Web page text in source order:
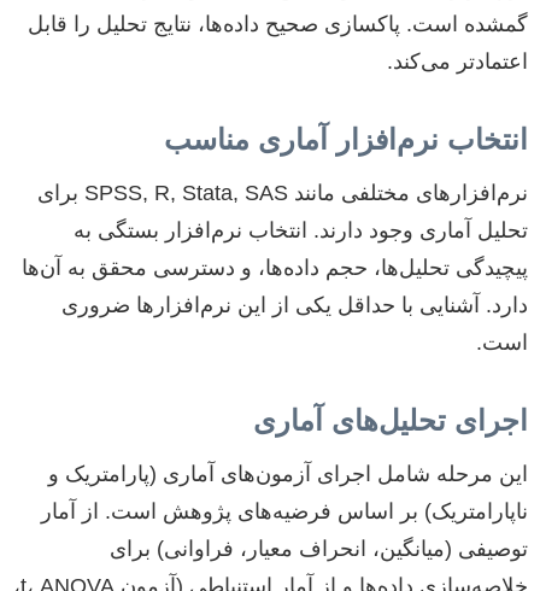
گمشده است. پاکسازی صحیح داده‌ها، نتایج تحلیل را قابل
اعتمادتر می‌کند.
انتخاب نرم‌افزار آماری مناسب
نرم‌افزارهای مختلفی مانند SPSS, R, Stata, SAS برای
تحلیل آماری وجود دارند. انتخاب نرم‌افزار بستگی به
پیچیدگی تحلیل‌ها، حجم داده‌ها، و دسترسی محقق به آن‌ها
دارد. آشنایی با حداقل یکی از این نرم‌افزارها ضروری
است.
اجرای تحلیل‌های آماری
این مرحله شامل اجرای آزمون‌های آماری (پارامتریک و
ناپارامتریک) بر اساس فرضیه‌های پژوهش است. از آمار
توصیفی (میانگین، انحراف معیار، فراوانی) برای
خلاصه‌سازی داده‌ها و از آمار استنباطی (آزمون t، ANOVA،